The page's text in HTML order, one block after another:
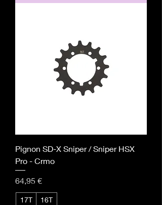
Pignon SD-X Sniper / Sniper HSX
Pro - Crmo
Prix
64,95 €
17T 16T